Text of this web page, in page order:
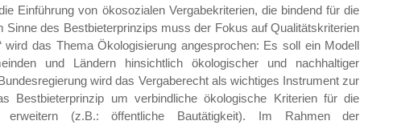
Einführung von ökosozialen Vergabekriterien, die bindend für die
des Bestbieterprinzips muss der Fokus auf Qualitätskriterien
das Thema Ökologisierung angesprochen: Es soll ein Modell
und Ländern hinsichtlich ökologischer und nachhaltiger
wird das Vergaberecht als wichtiges Instrument zur
Bestbieterprinzip um verbindliche ökologische Kriterien für die
erweitern (z.B.: öffentliche Bautätigkeit). Im Rahmen der